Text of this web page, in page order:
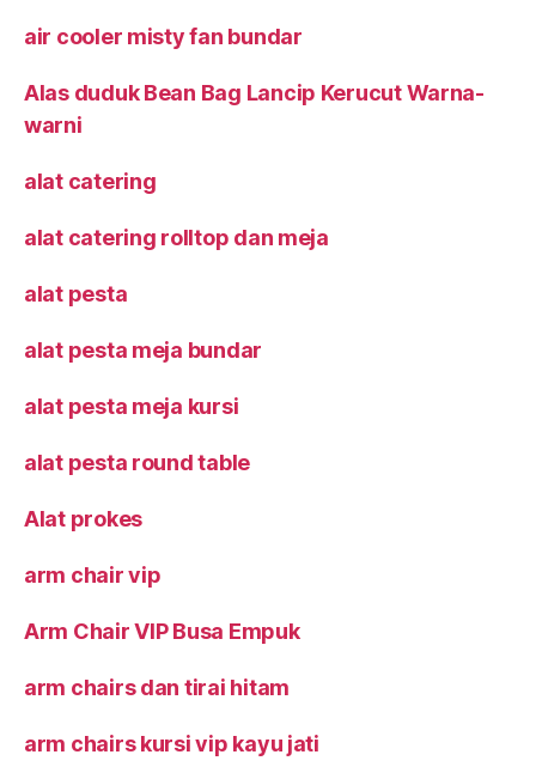
air cooler misty fan bundar
Alas duduk Bean Bag Lancip Kerucut Warna-
warni
alat catering
alat catering rolltop dan meja
alat pesta
alat pesta meja bundar
alat pesta meja kursi
alat pesta round table
Alat prokes
arm chair vip
Arm Chair VIP Busa Empuk
arm chairs dan tirai hitam
arm chairs kursi vip kayu jati